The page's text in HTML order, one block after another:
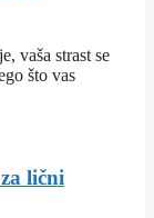
vaša strast se
što vas
lični